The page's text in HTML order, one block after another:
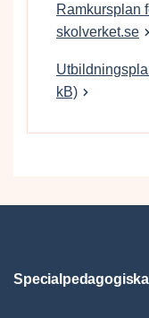
Ramkursplan
skolverket.se
kB)